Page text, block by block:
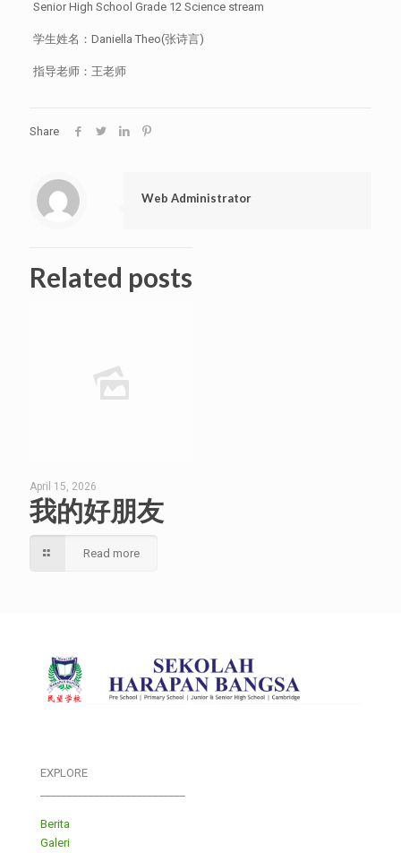
Senior High School Grade 12 Science stream
学生姓名：Daniella Theo(张诗言)
指导老师：王老师
Share
Web Administrator
Related posts
April 15, 2026
我的好朋友
Read more
EXPLORE
Berita
Galeri